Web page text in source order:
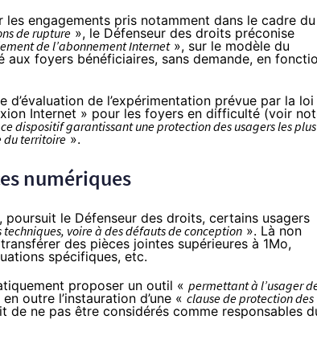
engagements pris notamment dans le cadre du
de rupture », le Défenseur des droits préconise
de l’abonnement Internet», sur le modèle du
foyers bénéficiaires, sans demande, en
d’évaluation de l’expérimentation prévue par la loi
Internet » pour les foyers en difficulté (voir
ce dispositif garantissant une protection des usagers les plus
du territoire ».
numériques
poursuit le Défenseur des droits, certains usagers
voire à des défauts de conception ». Là non
des pièces jointes supérieures à 1Mo,
spécifiques, etc.
proposer un outil « permettant à l’usager
outre l’instauration d’une « clause de protection des
de ne pas être considérés comme responsables